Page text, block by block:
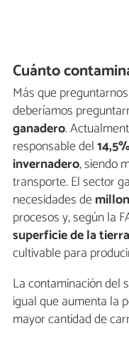
Cuánto
Más que
deberíamos
ganadero.
responsable del
invernadero, siendo
transporte. El sector
necesidades de
procesos y, según la
superficie de la tierra
cultivable para
La contaminación del
igual que aumenta la
mayor cantidad de